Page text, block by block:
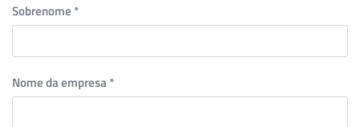
Sobrenome *
Nome da empresa*